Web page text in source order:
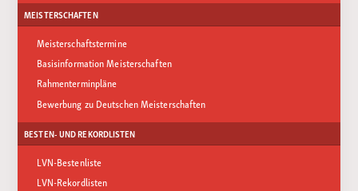
MEISTERSCHAFTEN
Meisterschaftstermine
Basisinformation Meisterschaften
Rahmenterminpläne
Bewerbung zu Deutschen Meisterschaften
BESTEN- UND REKORDLISTEN
LVN-Bestenliste
LVN-Rekordlisten